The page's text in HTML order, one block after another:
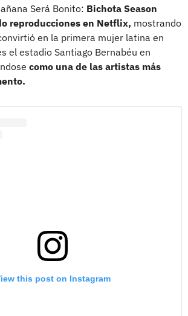
Será Bonito: Bichota Season
reproducciones en Netflix, mostrando
en la primera mujer latina en
el estadio Santiago Bernabéu en
como una de las artistas más
this post on Instagram